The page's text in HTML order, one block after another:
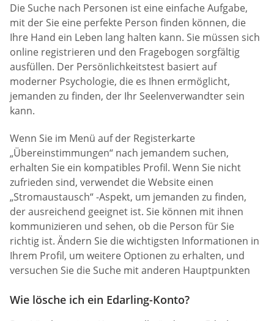
Die Suche nach Personen ist eine einfache Aufgabe,
mit der Sie eine perfekte Person finden können, die
Ihre Hand ein Leben lang halten kann. Sie müssen sich
online registrieren und den Fragebogen sorgfältig
ausfüllen. Der Persönlichkeitstest basiert auf
moderner Psychologie, die es Ihnen ermöglicht,
jemanden zu finden, der Ihr Seelenverwandter sein
kann.
Wenn Sie im Menü auf der Registerkarte
„Übereinstimmungen“ nach jemandem suchen,
erhalten Sie ein kompatibles Profil. Wenn Sie nicht
zufrieden sind, verwendet die Website einen
„Stromaustausch“ -Aspekt, um jemanden zu finden,
der ausreichend geeignet ist. Sie können mit ihnen
kommunizieren und sehen, ob die Person für Sie
richtig ist. Ändern Sie die wichtigsten Informationen in
Ihrem Profil, um weitere Optionen zu erhalten, und
versuchen Sie die Suche mit anderen Hauptpunkten
Wie lösche ich ein Edarling-Konto?